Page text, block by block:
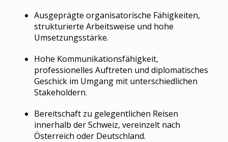
Ausgeprägte organisatorische Fähigkeiten,
strukturierte Arbeitsweise und hohe
Umsetzungsstärke.
Hohe Kommunikationsfähigkeit,
professionelles Auftreten und diplomatisches
Geschick im Umgang mit unterschiedlichen
Stakeholdern.
Bereitschaft zu gelegentlichen Reisen
innerhalb der Schweiz, vereinzelt nach
Österreich oder Deutschland.